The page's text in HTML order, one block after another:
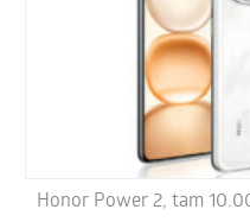
Honor Power 2, tam